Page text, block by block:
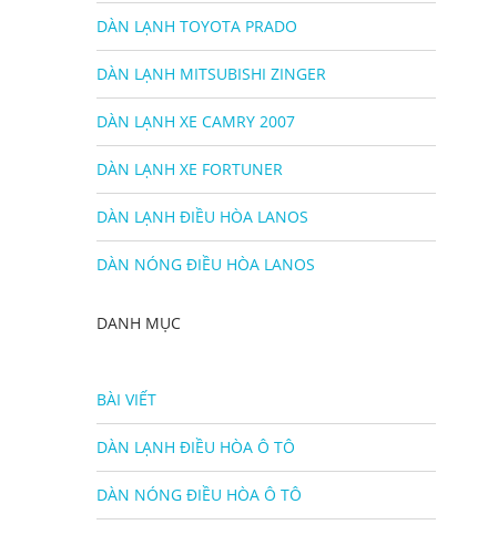
DÀN LẠNH TOYOTA PRADO
DÀN LẠNH MITSUBISHI ZINGER
DÀN LẠNH XE CAMRY 2007
DÀN LẠNH XE FORTUNER
DÀN LẠNH ĐIỀU HÒA LANOS
DÀN NÓNG ĐIỀU HÒA LANOS
DANH MỤC
BÀI VIẾT
DÀN LẠNH ĐIỀU HÒA Ô TÔ
DÀN NÓNG ĐIỀU HÒA Ô TÔ